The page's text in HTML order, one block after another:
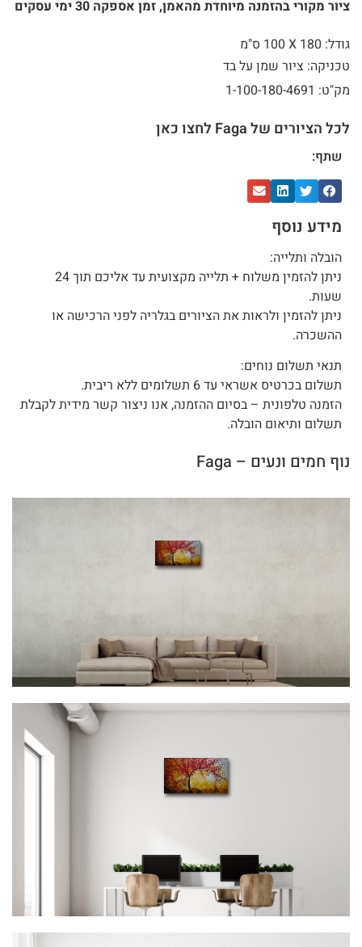
ציור מקורי בהזמנה מיוחדת מהאמן, זמן אספקה 30 ימי עסקים
גודל: 180 X
100 ס"מ
טכניקה: ציור שמן על בד
מק"ט: 1-100-180-4691
לכל הציורים של Faga לחצו כאן
שתף:
מידע נוסף
הובלה ותלייה:
ניתן להזמין משלוח + תלייה מקצועית עד אליכם תוך 24
שעות.
ניתן להזמין ולראות את הציורים בגלריה לפני הרכישה או
ההשכרה.
תנאי תשלום נוחים:
תשלום בכרטיס אשראי עד 6 תשלומים ללא ריבית.
הזמנה טלפונית – בסיום ההזמנה, אנו ניצור קשר מידית לקבלת
תשלום ותיאום הובלה.
נוף חמים ונעים – Faga